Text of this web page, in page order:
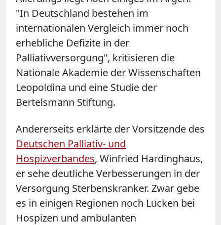
"In Deutschland bestehen im
internationalen Vergleich immer noch
erhebliche Defizite in der
Palliativversorgung", kritisieren die
Nationale Akademie der Wissenschaften
Leopoldina und eine Studie der
Bertelsmann Stiftung.
Andererseits erklärte der Vorsitzende des
Deutschen Palliativ- und
Hospizverbandes, Winfried Hardinghaus,
er sehe deutliche Verbesserungen in der
Versorgung Sterbenskranker. Zwar gebe
es in einigen Regionen noch Lücken bei
Hospizen und ambulanten